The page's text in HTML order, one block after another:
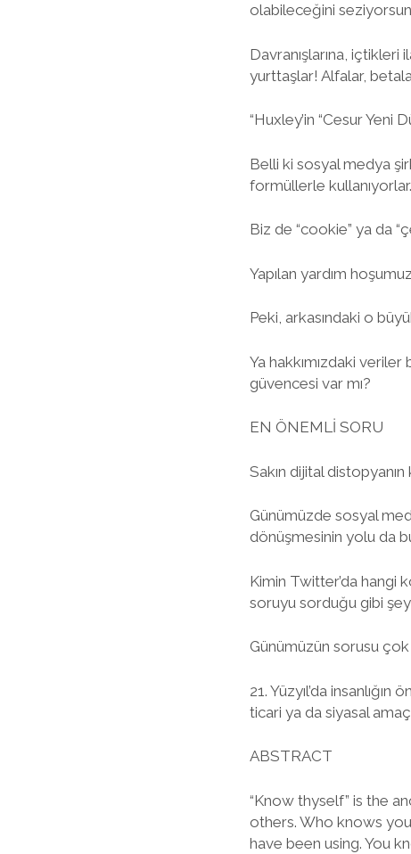
olabileceğini
Davranışlarına, içtikleri
yurttaşlar! Alfalar,
“Huxley’in “Cesur Yeni
Belli ki sosyal medya
formüllerle kullanıyorlar.
Biz de “cookie” ya da
Yapılan yardım
Peki, arkasındaki o
Ya hakkımızdaki
güvencesi var mı?
EN ÖNEMLİ SORU
Sakın dijital distopyanın
Günümüzde sosyal
dönüşmesinin yolu da
Kimin Twitter’da hangi
soruyu sorduğu gibi
Günümüzün sorusu
21. Yüzyıl’da
ticari ya da siyasal
ABSTRACT
“Know thyself” is the
others. Who knows
have been using. You